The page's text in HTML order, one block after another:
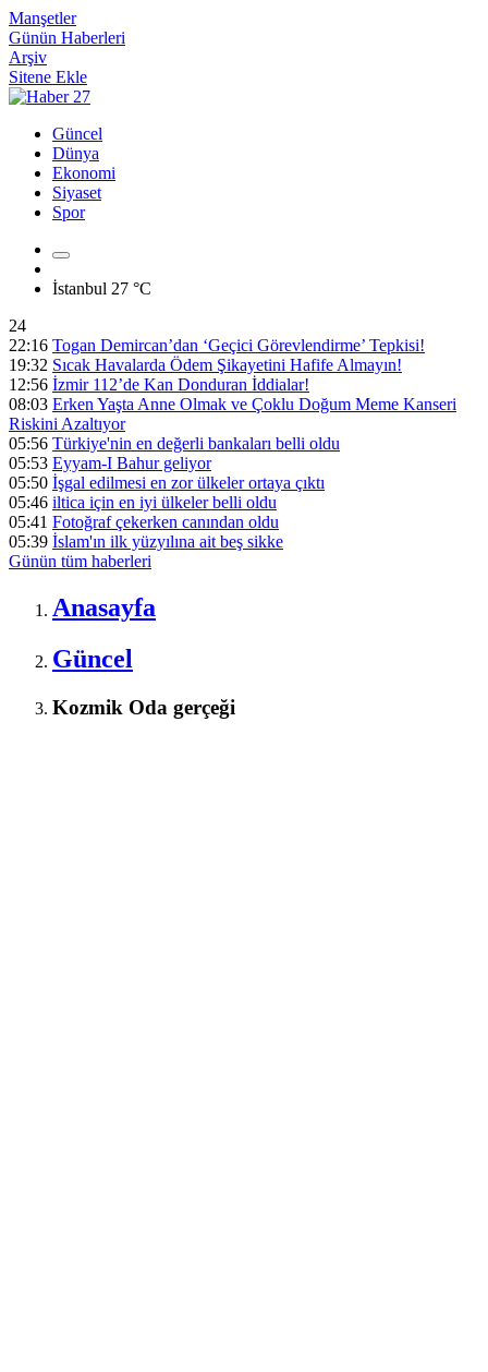
Manşetler
Günün Haberleri
Arşiv
Sitene Ekle
Güncel
Dünya
Ekonomi
Siyaset
Spor
İstanbul 27 °C
24
22:16 Togan Demircan’dan ‘Geçici Görevlendirme’ Tepkisi!
19:32 Sıcak Havalarda Ödem Şikayetini Hafife Almayın!
12:56 İzmir 112’de Kan Donduran İddialar!
08:03 Erken Yaşta Anne Olmak ve Çoklu Doğum Meme Kanseri
Riskini Azaltıyor
05:56 Türkiye'nin en değerli bankaları belli oldu
05:53 Eyyam-I Bahur geliyor
05:50 İşgal edilmesi en zor ülkeler ortaya çıktı
05:46 iltica için en iyi ülkeler belli oldu
05:41 Fotoğraf çekerken canından oldu
05:39 İslam'ın ilk yüzyılına ait beş sikke
Günün tüm haberleri
Anasayfa
Güncel
Kozmik Oda gerçeği